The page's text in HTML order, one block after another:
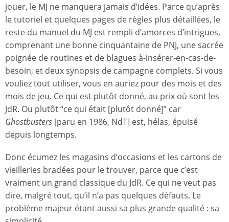
jouer, le MJ ne manquera jamais d’idées. Parce qu’après
le tutoriel et quelques pages de règles plus détaillées, le
reste du manuel du MJ est rempli d’amorces d’intrigues,
comprenant une bonne cinquantaine de PNJ, une sacrée
poignée de routines et de blagues à-insérer-en-cas-de-
besoin, et deux synopsis de campagne complets. Si vous
vouliez tout utiliser, vous en auriez pour des mois et des
mois de jeu. Ce qui est plutôt donné, au prix où sont les
JdR. Ou plutôt “ce qui était [plutôt donné]” car
Ghostbusters [paru en 1986, NdT] est, hélas, épuisé
depuis longtemps.
Donc écumez les magasins d’occasions et les cartons de
vieilleries bradées pour le trouver, parce que c’est
vraiment un grand classique du JdR. Ce qui ne veut pas
dire, malgré tout, qu’il n’a pas quelques défauts. Le
problème majeur étant aussi sa plus grande qualité : sa